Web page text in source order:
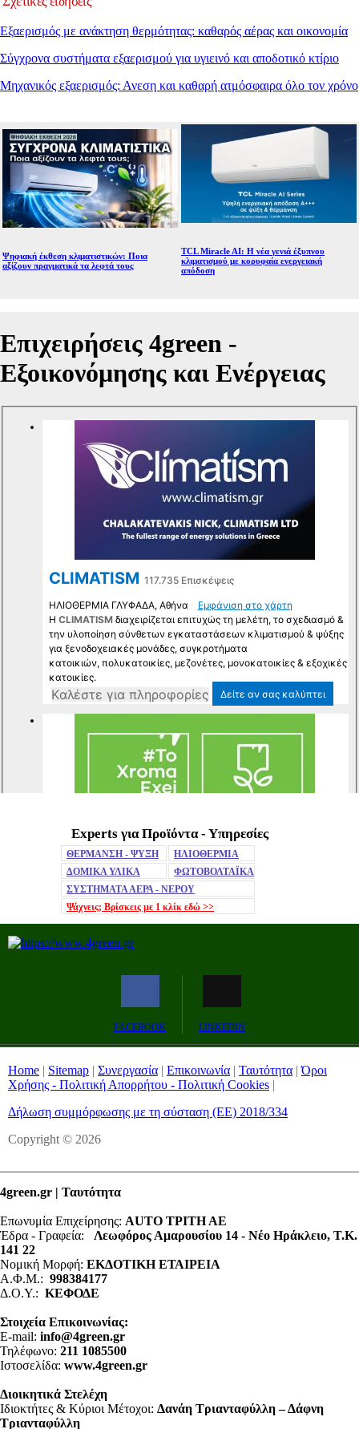
Εξαερισμός με ανάκτηση θερμότητας: καθαρός αέρας και οικονομία
Σύγχρονα συστήματα εξαερισμού για υγιεινό και αποδοτικό κτίριο
Μηχανικός εξαερισμός: Ανεση και καθαρή ατμόσφαιρα όλο τον χρόνο
Ψηφιακή έκθεση κλιματιστικών: Ποια
αξίζουν πραγματικά τα λεφτά τους
TCL Miracle AI: Η νέα γενιά έξυπνου
κλιματισμού με κορυφαία ενεργειακή
απόδοση
MuteExperts για Προϊόντα - Υπηρεσίες
ΘΕΡΜΑΝΣΗ - ΨΥΞΗ
ΗΛΙΟΘΕΡΜΙΑ
ΔΟΜΙΚΑ ΥΛΙΚΑ
ΦΩΤΟΒΟΛΤΑΪΚΑ
ΣΥΣΤΗΜΑΤΑ ΑΕΡΑ - ΝΕΡΟΥ
Ψάχνεις; Βρίσκεις με 1 κλίκ εδώ >>
FACEBOOK LINKEDIN
Home | Sitemap | Συνεργασία | Επικοινωνία | Ταυτότητα |Όροι
Χρήσης - Πολιτική Απορρήτου - Πολιτική Cookies |
Δήλωση συμμόρφωσης με τη σύσταση (ΕΕ) 2018/334
Copyright © 2026
4green.gr | Ταυτότητα
Επωνυμία Επιχείρησης: AUTO ΤΡΙΤΗ ΑΕ
Έδρα - Γραφεία: Λεωφόρος Αμαρουσίου 14 - Νέο Ηράκλειο, Τ.Κ.
141 22
Νομική Μορφή: ΕΚΔΟΤΙΚΗ ΕΤΑΙΡΕΙΑ
Α.Φ.Μ.: 998384177
Δ.Ο.Υ.: ΚΕΦΟΔΕ
Στοιχεία Επικοινωνίας:
E-mail: info@4green.gr
Τηλέφωνο: 211 1085500
Ιστοσελίδα: www.4green.gr
Διοικητικά Στελέχη
Ιδιοκτήτες & Κύριοι Μέτοχοι: Δανάη Τριανταφύλλη – Δάφνη
Τριανταφύλλη